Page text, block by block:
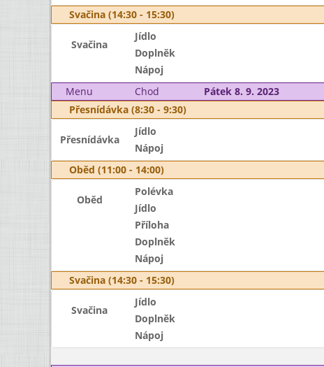
Svačina (14:30 - 15:30)
Svačina
Jídlo
Doplněk
Nápoj
Menu
Chod Pátek 8. 9. 2023
Přesnídávka (8:30 - 9:30)
Přesnídávka
Jídlo
Nápoj
Oběd (11:00 - 14:00)
Oběd
Polévka
Jídlo
Příloha
Doplněk
Nápoj
Svačina (14:30 - 15:30)
Svačina
Jídlo
Doplněk
Nápoj